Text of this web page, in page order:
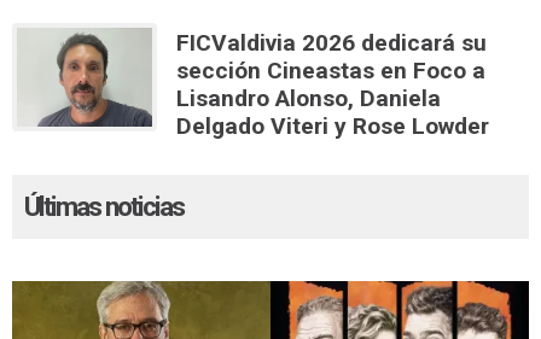
FICValdivia 2026 dedicará su
sección Cineastas en Foco a
Lisandro Alonso, Daniela
Delgado Viteri y Rose Lowder
Últimas noticias